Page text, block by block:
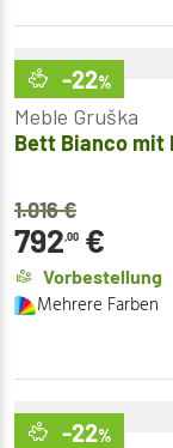
-22%
Meble Gruška
Bett Bianco mit
1.016€
792,00 €
Vorbestellung
Mehrere Farben
-22%